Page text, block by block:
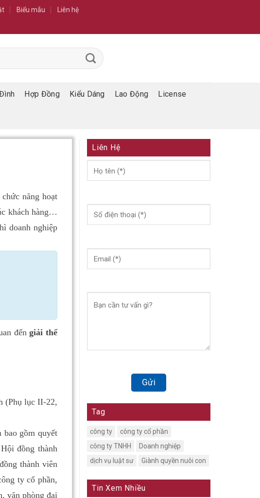
Biểu mẫu Liên hệ
Hợp Đồng Kiểu Dáng Lao Động License
năng hoạt
khách hàng…
doanh nghiệp
đếngiải thể
(Phụ lục II-22,
bao gồm quyết
đồng thành
thành viên
ty cổ phần,
văn phòng đại
Liên Hệ
Tag
công ty
công ty cổ phần
công ty TNHH
Doanh nghiệp
dịch vụ luật sư
Giành quyền nuôi con
Tin Xem Nhiều